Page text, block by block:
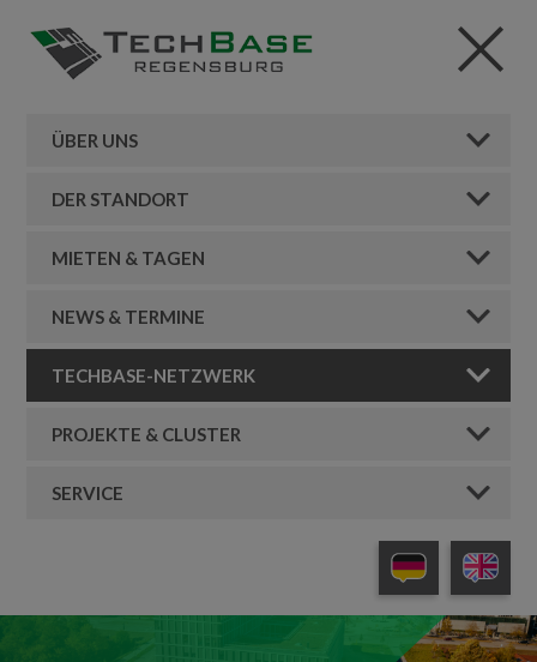
ÜBER UNS
DER STANDORT
MIETEN & TAGEN
NEWS & TERMINE
TECHBASE-NETZWERK
PROJEKTE & CLUSTER
SERVICE